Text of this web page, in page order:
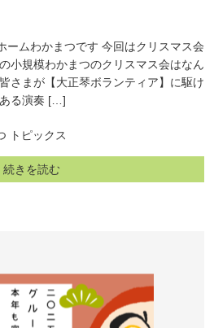
ームわかまつです 今回はクリスマス会
小規模わかまつのクリスマス会はなん
さまが【大正琴ボランティア】に駆け
る演奏 […]
トピックス
続きを読む